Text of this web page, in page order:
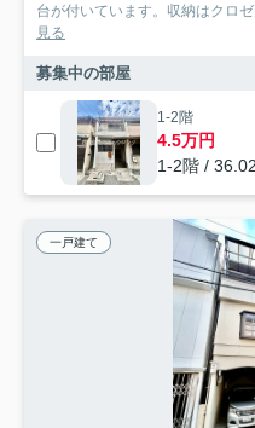
台が付いています。収納はクロ
見る
募集中の部屋
1-2階
4.5万円
1-2階 /
一戸建て